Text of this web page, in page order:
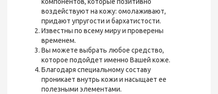
воздействуют на кожу: омолаживают,
придают упругости и бархатистости.
Известны по всему миру и проверены
временем.
Вы можете выбрать любое средство,
которое подойдет именно Вашей коже.
Благодаря специальному составу
проникает внутрь кожи и насыщает ее
полезными элементами.